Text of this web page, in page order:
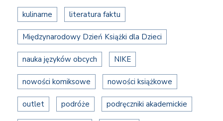
kulinarne literatura faktu
Międzynarodowy Dzień Książki dla Dzieci
nauka języków obcych NIKE
nowości komiksowe nowości książkowe
outlet podróże podręczniki akademickie